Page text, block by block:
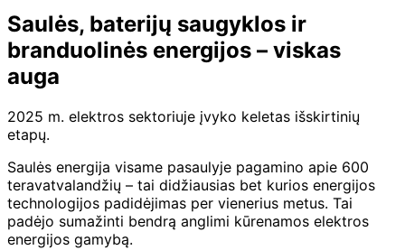
Saulės, baterijų saugyklos ir
branduolinės energijos – viskas
auga
2025 m. elektros sektoriuje įvyko keletas išskirtinių
etapų.
Saulės energija visame pasaulyje pagamino apie 600
teravatvalandžių – tai didžiausias bet kurios energijos
technologijos padidėjimas per vienerius metus. Tai
padėjo sumažinti bendrą anglimi kūrenamos elektros
energijos gamybą.